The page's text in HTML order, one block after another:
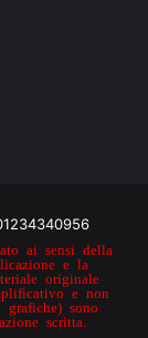
ai sensi della
e la
originale
e non
sono
scritta.